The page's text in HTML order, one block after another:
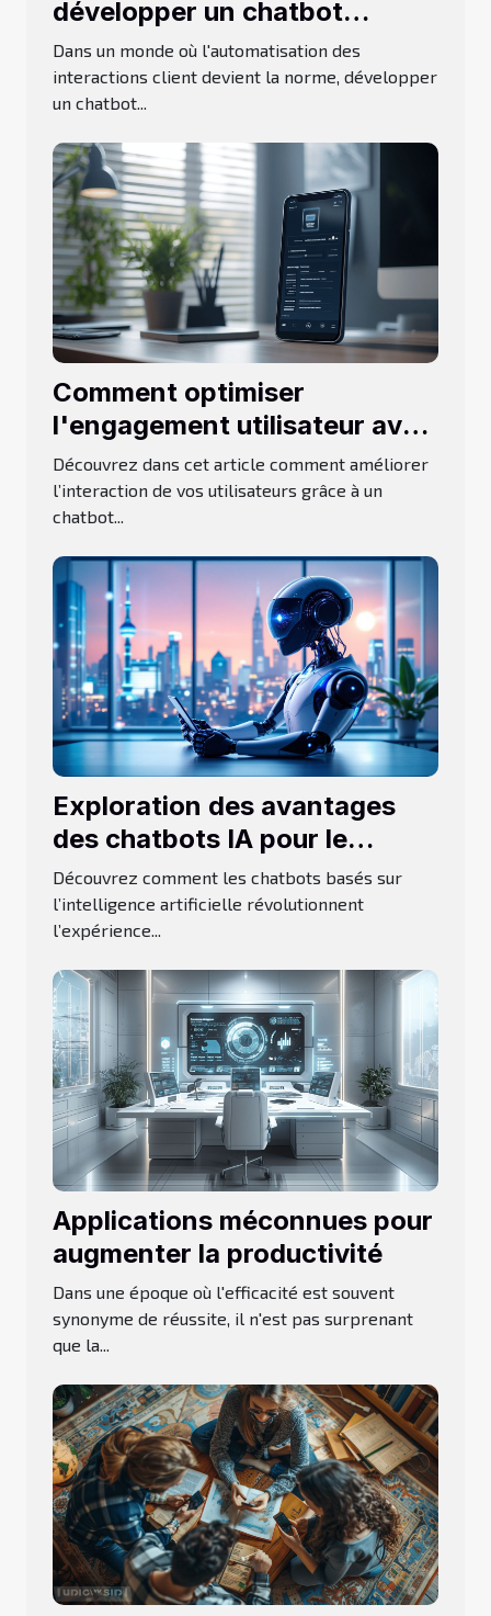
développer un chatbot
efficace
Dans un monde où l'automatisation des
interactions client devient la norme, développer
un chatbot...
Comment optimiser
l'engagement utilisateur avec
un chatbot DIY
Découvrez dans cet article comment améliorer
l’interaction de vos utilisateurs grâce à un
chatbot...
Exploration des avantages
des chatbots IA pour le
service client
Découvrez comment les chatbots basés sur
l’intelligence artificielle révolutionnent
l’expérience...
Applications méconnues pour
augmenter la productivité
Dans une époque où l'efficacité est souvent
synonyme de réussite, il n'est pas surprenant
que la...